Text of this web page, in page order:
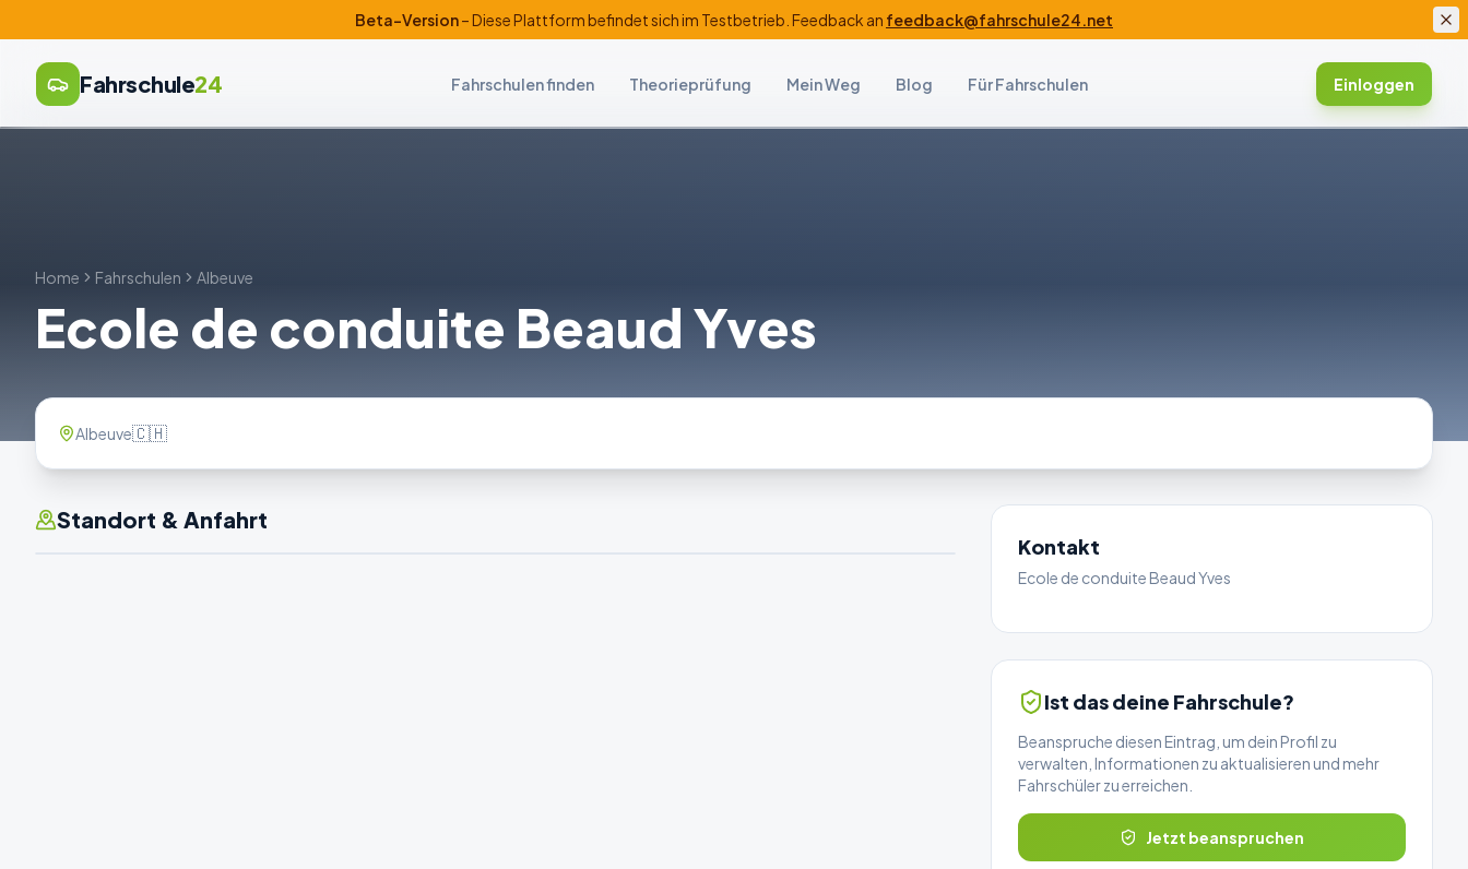
Beta-Version– Diese Plattform befindet sich im Testbetrieb. Feedback an feedback@fahrschule24.net
Fahrschule24 Fahrschulen finden Theorieprüfung Mein Weg Blog Für Fahrschulen Einloggen
Home Fahrschulen Albeuve
Ecole de conduite Beaud Yves
Albeuve🇨🇭
Standort & Anfahrt
Kontakt
Ecole de conduite Beaud Yves
Ist das deine Fahrschule?
Beanspruche diesen Eintrag, um dein Profil zu
verwalten, Informationen zu aktualisieren und mehr
Fahrschüler zu erreichen.
Jetzt beanspruchen